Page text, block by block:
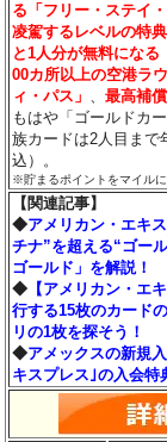
る「フリー・ステイ
凌駕するレベルの特典
と1人分が無料にな
00カ所以上の空港ラ
ィ・パス」 、最高補
もはや「ゴールドカ
族カードは2人目まで
込）。
※貯まるポイントをマイル
【関連記事】
◆アメリカン・エキ
チナ”を超える“ゴー
ゴールド」を解説！
◆ 【アメリカン・エ
行する15枚のカード
リの1枚を探そう！
◆アメックスの新規
キスプレス｣の入会特